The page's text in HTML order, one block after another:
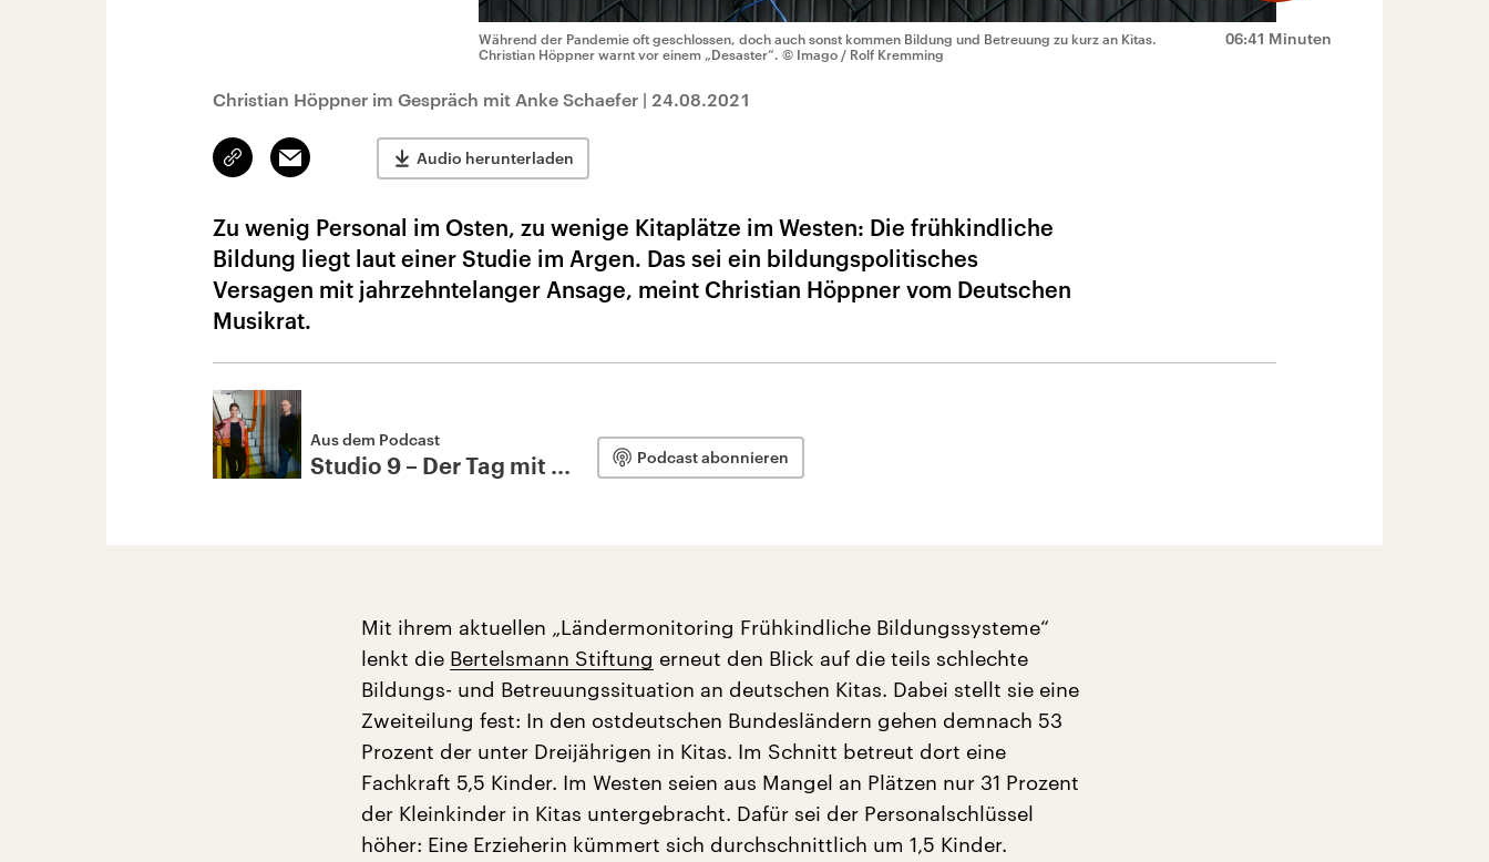
06:41 Minuten
Während der Pandemie oft geschlossen, doch auch sonst kommen Bildung und Betreuung zu kurz an Kitas.
Christian Höppner warnt vor einem „Desaster“. © Imago / Rolf Kremming
Christian Höppner im Gespräch mit Anke Schaefer | 24.08.2021
Link
kopieren/teilen
Email Audio herunterladen
Zu wenig Personal im Osten, zu wenige Kitaplätze im Westen: Die frühkindliche
Bildung liegt laut einer Studie im Argen. Das sei ein bildungspolitisches
Versagen mit jahrzehntelanger Ansage, meint Christian Höppner vom Deutschen
Musikrat.
Aus dem Podcast
Studio 9 – Der Tag mit ... Podcast abonnieren
Mit ihrem aktuellen „Ländermonitoring Frühkindliche Bildungssysteme“
lenkt die Bertelsmann Stiftung erneut den Blick auf die teils schlechte
Bildungs- und Betreuungssituation an deutschen Kitas. Dabei stellt sie eine
Zweiteilung fest: In den ostdeutschen Bundesländern gehen demnach 53
Prozent der unter Dreijährigen in Kitas. Im Schnitt betreut dort eine
Fachkraft 5,5 Kinder. Im Westen seien aus Mangel an Plätzen nur 31 Prozent
der Kleinkinder in Kitas untergebracht. Dafür sei der Personalschlüssel
höher: Eine Erzieherin kümmert sich durchschnittlich um 1,5 Kinder.